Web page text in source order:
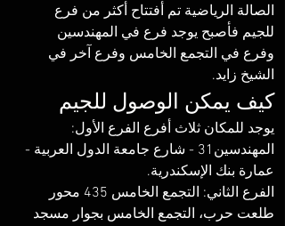
الصالة الرياضية تم أفتتاح أكثر من فرع
للجيم فأصبح يوجد فرع في المهندسين
وفرع في التجمع الخامس وفرع آخر في
الشيخ زايد.
كيف يمكن الوصول للجيم
يوجد للمكان ثلاث أفرع الفرع الأول:
المهندسين31 - شارع جامعة الدول العربية -
عمارة بنك الإسكندرية.
الفرع الثاني: التجمع الخامس 435 محور
طلعت حرب، التجمع الخامس بجوار مسجد